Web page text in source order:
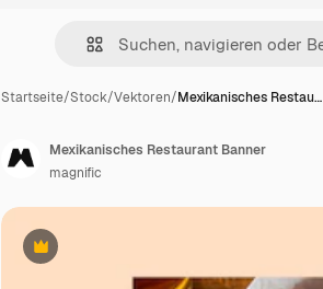
Startseite/Stock/Vektoren/Mexikanisches Restau…
Premium
Mexikanisches Restaurant Banner
magnific